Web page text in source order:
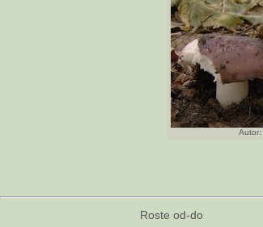
Autor:
Roste od-do